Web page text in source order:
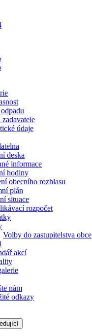
údaje
deska
informace
hodiny
obecního rozhlasu
plán
situace
rozpočet
Volby do zastupitelstva obce
akcí
nám
odkazy